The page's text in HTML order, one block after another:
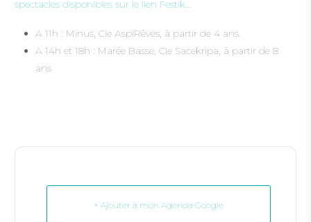
spectacles disponibles sur le lien Festik…
A 11h : Minus, Cie AspiRêves, à partir de 4 ans.
A 14h et 18h : Marée Basse, Cie Sacekripa, à partir de 8
ans
+ Ajouter à mon Agenda Google